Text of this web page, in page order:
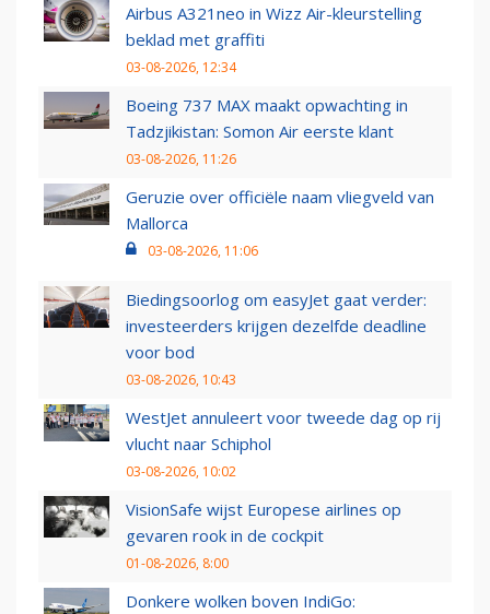
Airbus A321neo in Wizz Air-kleurstelling
beklad met graffiti
03-08-2026, 12:34
Boeing 737 MAX maakt opwachting in
Tadzjikistan: Somon Air eerste klant
03-08-2026, 11:26
Geruzie over officiële naam vliegveld van
Mallorca
03-08-2026, 11:06
Biedingsoorlog om easyJet gaat verder:
investeerders krijgen dezelfde deadline
voor bod
03-08-2026, 10:43
WestJet annuleert voor tweede dag op rij
vlucht naar Schiphol
03-08-2026, 10:02
VisionSafe wijst Europese airlines op
gevaren rook in de cockpit
01-08-2026, 8:00
Donkere wolken boven IndiGo: